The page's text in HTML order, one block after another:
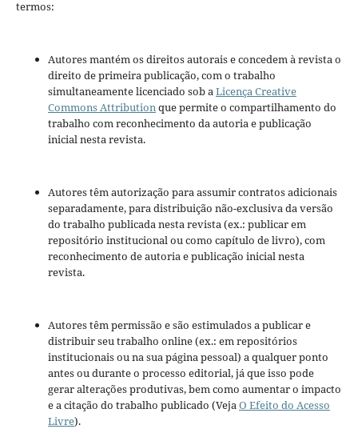
termos:
Autores mantém os direitos autorais e concedem à revista o
direito de primeira publicação, com o trabalho
simultaneamente licenciado sob aLicença Creative
Commons Attributionque permite o compartilhamento do
trabalho com reconhecimento da autoria e publicação
inicial nesta revista.
Autores têm autorização para assumir contratos adicionais
separadamente, para distribuição não-exclusiva da versão
do trabalho publicada nesta revista (ex.: publicar em
repositório institucional ou como capítulo de livro), com
reconhecimento de autoria e publicação inicial nesta
revista.
Autores têm permissão e são estimulados a publicar e
distribuir seu trabalho online (ex.: em repositórios
institucionais ou na sua página pessoal) a qualquer ponto
antes ou durante o processo editorial, já que isso pode
gerar alterações produtivas, bem como aumentar o impacto
e a citação do trabalho publicado (VejaO Efeito do Acesso
Livre).